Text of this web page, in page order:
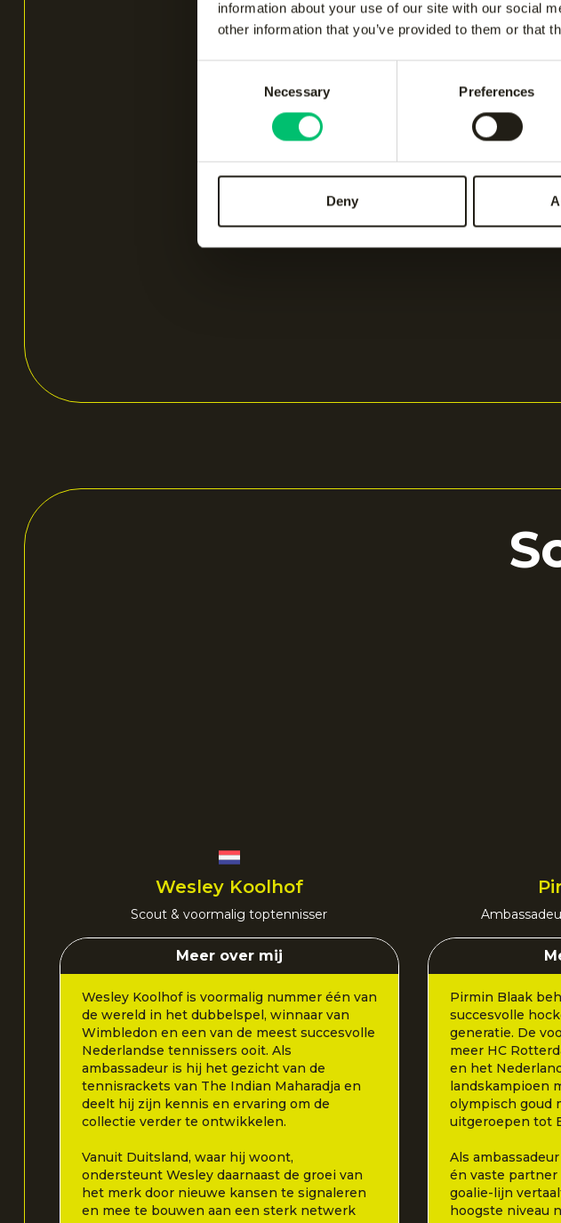
information about your use of our site with our social
other information that you’ve provided to them or that
Necessary Preferences
Deny
Wesley Koolhof
Scout & voormalig toptennisser
Meer over mij
Wesley Koolhof is voormalig nummer één van
de wereld in het dubbelspel, winnaar van
Wimbledon en een van de meest succesvolle
Nederlandse tennissers ooit. Als
ambassadeur is hij het gezicht van de
tennisrackets van The Indian Maharadja en
deelt hij zijn kennis en ervaring om de
collectie verder te ontwikkelen.
Vanuit Duitsland, waar hij woont,
ondersteunt Wesley daarnaast de groei van
het merk door nieuwe kansen te signaleren
en mee te bouwen aan een sterk netwerk
Pirmin Blaak
succesvolle
generatie. De
meer HC
en het
landskampioen
olympisch goud
uitgeroepen tot
Als
én vaste
goalie-lijn
hoogste niveau